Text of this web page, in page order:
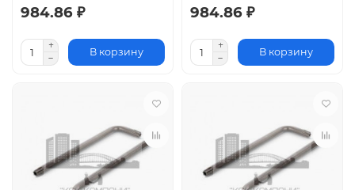
984.86 ₽
В корзину
984.86 ₽
В корзину